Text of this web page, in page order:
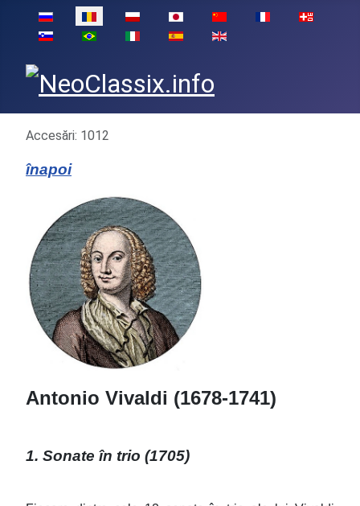
Selectați limba dvs
Detalii
Accesări: 1012
înapoi
Antonio Vivaldi (1678-1741)
1. Sonate în trio (1705)